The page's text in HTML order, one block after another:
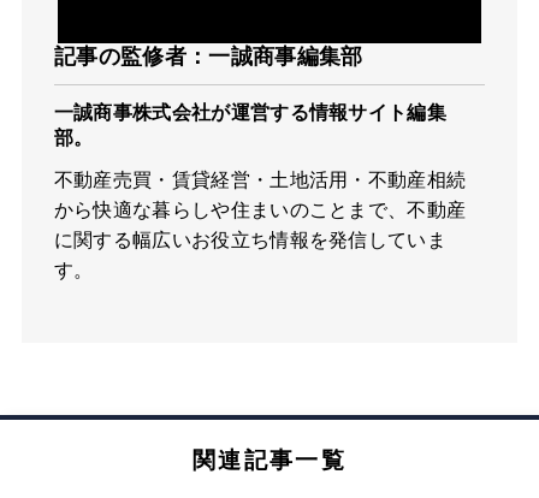
記事の監修者：一誠商事編集部
一誠商事株式会社が運営する情報サイト編集
部。
不動産売買・賃貸経営・土地活用・不動産相続
から快適な暮らしや住まいのことまで、不動産
に関する幅広いお役立ち情報を発信していま
す。
関連記事一覧